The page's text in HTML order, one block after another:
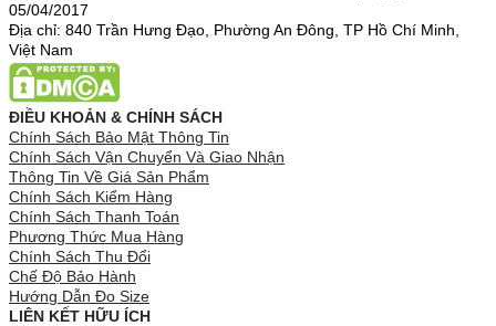
05/04/2017
Địa chỉ: 840 Trần Hưng Đạo, Phường An Đông, TP Hồ Chí Minh,
Việt Nam
ĐIỀU KHOẢN & CHÍNH SÁCH
Chính Sách Bảo Mật Thông Tin
Chính Sách Vận Chuyển Và Giao Nhận
Thông Tin Về Giá Sản Phẩm
Chính Sách Kiểm Hàng
Chính Sách Thanh Toán
Phương Thức Mua Hàng
Chính Sách Thu Đổi
Chế Độ Bảo Hành
Hướng Dẫn Đo Size
LIÊN KẾT HỮU ÍCH